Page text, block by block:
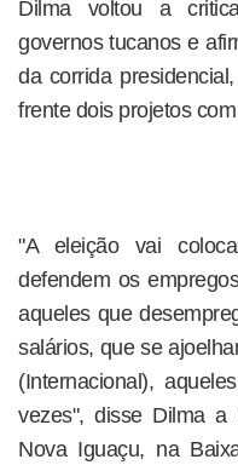
Dilma voltou a
governos tucanos e
da corrida
frente dois projetos
"A eleição vai
defendem os
aqueles que
salários, que se
(Internacional),
vezes", disse Dilma
Nova Iguaçu, na